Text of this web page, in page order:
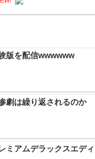
版を配信wwwwww
劇は繰り返されるのか
ミアムデラックスエデ